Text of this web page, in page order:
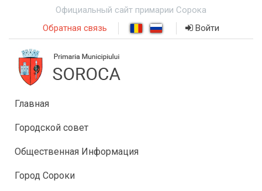
Официальный сайт примарии Сорока
Обратная связь
Войти
Главная
Городской совет
Общественная Информация
Город Сороки